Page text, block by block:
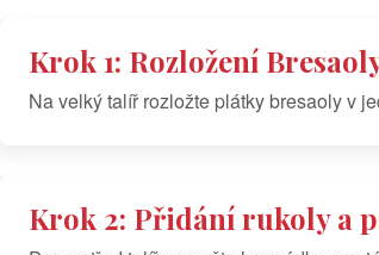
Krok 1: Rozložení
Na velký talíř rozložte plátky bresaoly v
Krok 2: Přidání rukoly a